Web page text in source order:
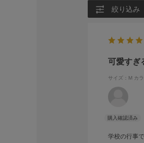
絞り込み
可愛すぎ
サイズ：M カ
学校の行事